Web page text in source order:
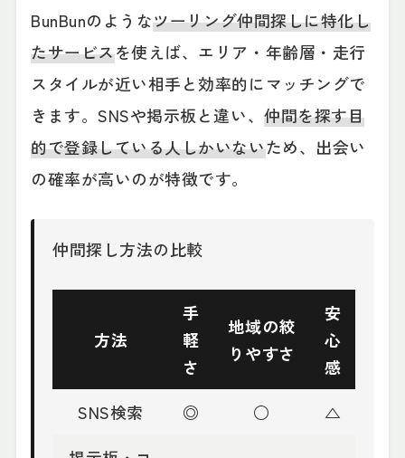
BunBunのようなツーリング仲間探しに特化し
たサービスを使えば、エリア・年齢層・走行
スタイルが近い相手と効率的にマッチングで
きます。SNSや掲示板と違い、仲間を探す目
的で登録している人しかいないため、出会い
の確率が高いのが特徴です。
仲間探し方法の比較
方法
手
軽
さ
地域の絞
りやすさ
安
心
感
SNS検索
◎ ○
△